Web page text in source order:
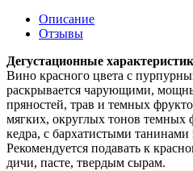
Описание
Отзывы
Дегустационные
Вино красного цвета с
раскрывается чарующими,
пряностей, трав и темных
мягких, округлых тонов темных
кедра, с бархатистыми
Рекомендуется подавать к
дичи, пасте, твердым сырам.